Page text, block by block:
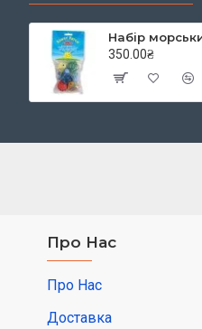
350.00₴
Про Нас
Про Нас
Доставка